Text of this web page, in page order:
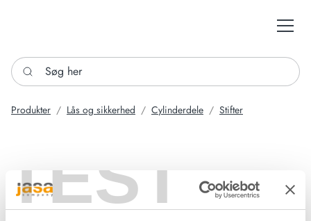
TEST
Søg her
Produkter Lås og sikkerhed Cylinderdele Stifter